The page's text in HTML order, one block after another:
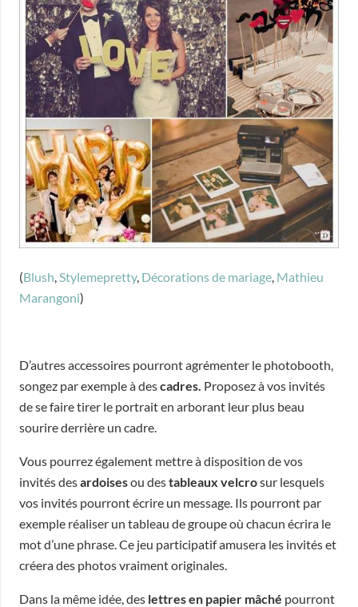
(Blush,Stylemepretty, Décorations de mariage, Mathieu
Marangoni)
D’autres accessoires pourront agrémenter le photobooth,
songez par exemple à descadres. Proposez à vos invités
de se faire tirer le portrait en arborant leur plus beau
sourire derrière un cadre.
Vous pourrez également mettre à disposition de vos
invités desardoisesou destableaux velcrosur lesquels
vos invités pourront écrire un message. Ils pourront par
exemple réaliser un tableau de groupe où chacun écrira le
mot d’une phrase. Ce jeu participatif amusera les invités et
créera des photos vraiment originales.
Dans la même idée, des lettres en papier mâché pourront